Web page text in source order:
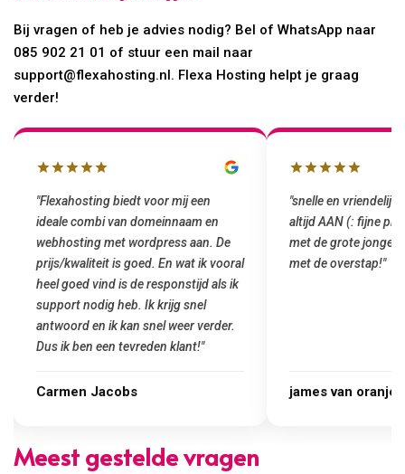
Bij vragen of heb je advies nodig? Bel of WhatsApp naar
085 902 21 01 of stuur een mail naar
support@flexahosting.nl. Flexa Hosting helpt je graag
verder!
"Flexahosting biedt voor mij een
ideale combi van domeinnaam en
webhosting met wordpress aan. De
prijs/kwaliteit is goed. En wat ik vooral
heel goed vind is de responstijd als ik
support nodig heb. Ik krijg snel
antwoord en ik kan snel weer verder.
Dus ik ben een tevreden klant!"
Carmen Jacobs
"snelle en
altijd AAN (: fijne
met de grote
met de overstap!"
james van oranje
Meest gestelde vragen